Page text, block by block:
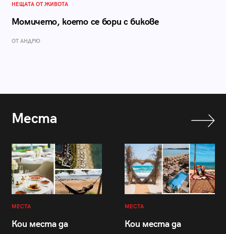
НЕЩАТА ОТ ЖИВОТА
Момичето, което се бори с бикове
ОТ АНДРЮ
Места
МЕСТА
Кои места да
МЕСТА
Кои места да